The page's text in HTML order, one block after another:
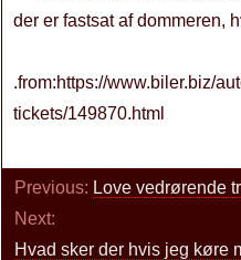
der er fastsat af dommeren,
.from:https://www.biler.biz/
tickets/149870.html
Previous: Love vedrørende
Next:
Hvad sker der hvis jeg køre